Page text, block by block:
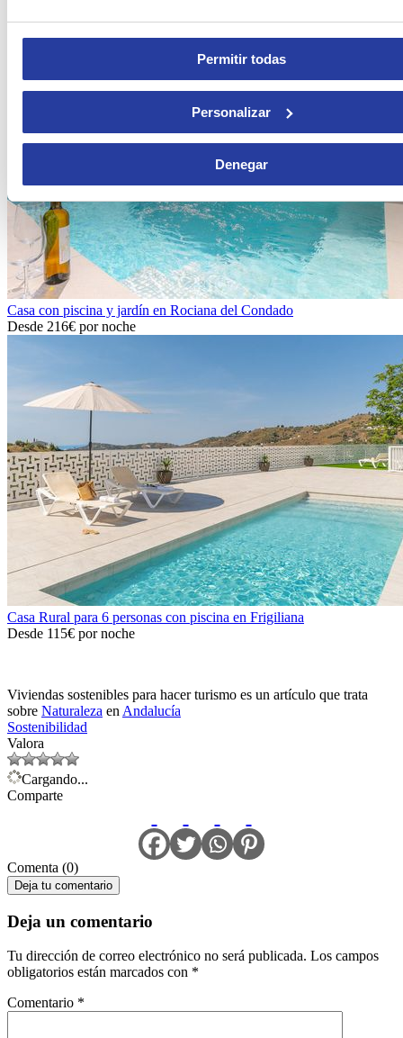
Permitir todas
Personalizar
Denegar
Desde499€por noche
Casa con piscina y jardín en Rociana del Condado
Desde 216€ por noche
Casa Rural para 6 personas con piscina en Frigiliana
Desde 115€ por noche
Viviendas sostenibles para hacer turismo es un artículo que trata
sobre Naturaleza en Andalucía
Sostenibilidad
Valora
Cargando...
Comparte
Comenta (0)
Deja tu comentario
Deja un comentario
Tu dirección de correo electrónico no será publicada. Los campos
obligatorios están marcados con *
Comentario *